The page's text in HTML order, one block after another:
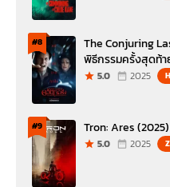
#8
The Conjuring
พิธีกรรมครั้งสุดท้า
5.0 2025
#9 Tron: Ares
5.0 2025